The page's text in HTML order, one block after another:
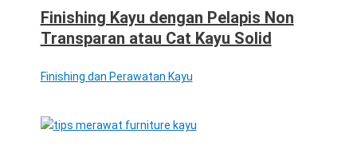
Finishing Kayu dengan Pelapis Non
Transparan atau Cat Kayu Solid
Finishing dan Perawatan Kayu